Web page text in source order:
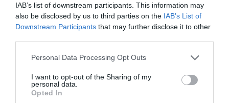
IAB’s list of downstream participants. This information may
also be disclosed by us to third parties on the IAB’s List of
Downstream Participants that may further disclose it to other
Please note that this website/app uses one or more Google
not limited to your visit or usage behaviour. You may click to
grant or deny consent to Google and its third-party tags to
use your data for below specified purposes in below Google
Personal Data Processing Opt Outs
I want to opt-out of the Sharing of my
personal data.
Opted In
07.08.2026 | 20:02
Ο Γιάννης Αλαφούζος «τέλειωσε» τον
Κωνσταντίνο Ζούλα από τον ΣΚΑΪ – Ο λόγος της
απομάκρυνσής του